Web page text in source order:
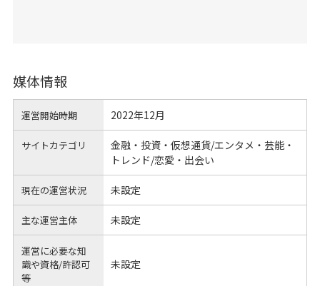
媒体情報
運営開始時期 2022年12月
サイトカテゴリ
金融・投資・仮想通貨/エンタメ・芸能・
トレンド/恋愛・出会い
現在の運営状況 未設定
主な運営主体 未設定
運営に必要な知
識や資格/許認可
等
未設定